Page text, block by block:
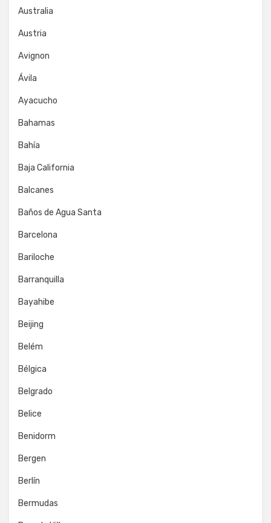
Australia
Austria
Avignon
Ávila
Ayacucho
Bahamas
Bahía
Baja California
Balcanes
Baños de Agua Santa
Barcelona
Bariloche
Barranquilla
Bayahibe
Beijing
Belém
Bélgica
Belgrado
Belice
Benidorm
Bergen
Berlín
Bermudas